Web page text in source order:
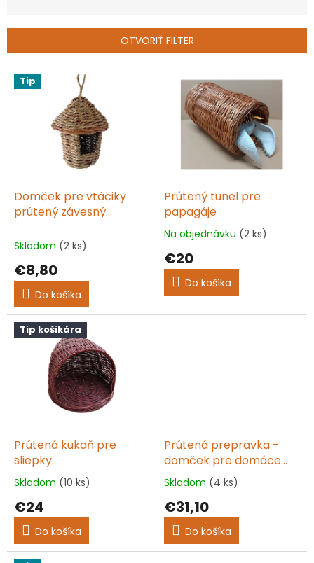
i
o
OTVORIŤ FILTER
V
d
Tip
Domček pre vtáčiky
prútený závesný
Skladom (2 ks)
€8,80
Do košíka
Prútený tunel pre
papagáje
Priemerné
produktu
5,0
5
Na objednávku (2 ks)
€20
Do košíka
Tip košikára
Prútená kukaň pre
sliepky
Priemerné
produktu
5,0
z
Skladom (10 ks)
€24
Do košíka
Prútená prepravka -
domček pre domáce
zvieratá VACLAV I.
Priemerné
produktu
5,0
z
Skladom (4 ks)
€31,10
Do košíka